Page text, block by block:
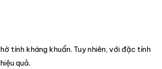
tính kháng khuẩn. Tuy nhiên, với đặc tính
quả.